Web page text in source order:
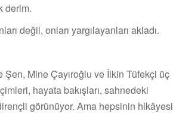
derim.
değil, onları yargılayanları akladı.
Mine Çayıroğlu ve İlkin Tüfekçi üç
hayata bakışları, sahnedeki
görünüyor. Ama hepsinin hikâyesi